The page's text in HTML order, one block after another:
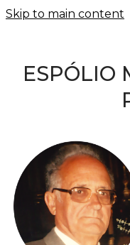
Skip to main content
ESPÓLIO